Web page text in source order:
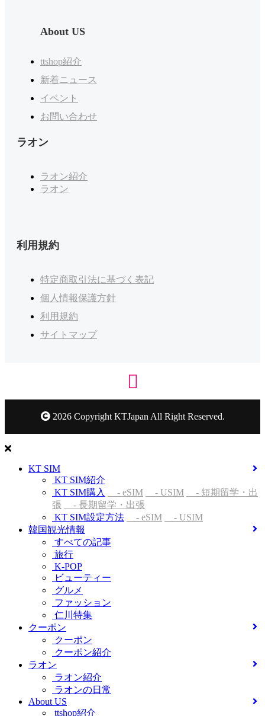
About US
ttshop紹介
新着ニュース
イベント
お問い合わせ
ラオン
ラオン紹介
ラオン
利用規約
特定商取引法に基づく表記
個人情報保護方針
利用規約
サイトマップ
2026 Copyright KTJapan All Right Reserved.
KT SIM
KT SIM紹介
KT SIM購入
- eSIM - USIM
- 短期留学・出
張
- 長期留学・出張
KT SIM設定方法
- eSIM
- USIM
韓国観光情報
すべての記事
旅行
K-POP
ビューティー
グルメ
ファッション
仁川特集
クーポン
クーポン
クーポン紹介
ラオン
ラオン紹介
ラオンの日常
About US
ttshop紹介